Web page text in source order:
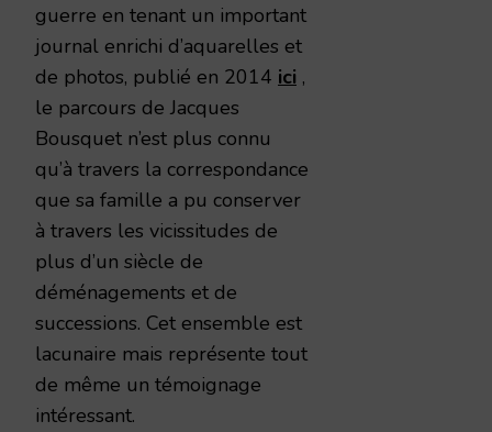
guerre en tenant un important
journal enrichi d’aquarelles et
de photos, publié en 2014 ici ,
le parcours de Jacques
Bousquet n’est plus connu
qu’à travers la correspondance
que sa famille a pu conserver
à travers les vicissitudes de
plus d’un siècle de
déménagements et de
successions. Cet ensemble est
lacunaire mais représente tout
de même un témoignage
intéressant.